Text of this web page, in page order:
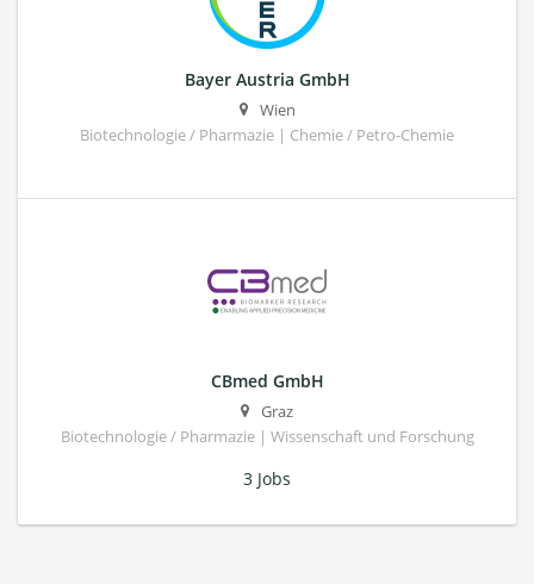
Bayer Austria GmbH
Wien
Biotechnologie / Pharmazie | Chemie / Petro-Chemie
CBmed GmbH
Graz
Biotechnologie / Pharmazie | Wissenschaft und Forschung
3 Jobs